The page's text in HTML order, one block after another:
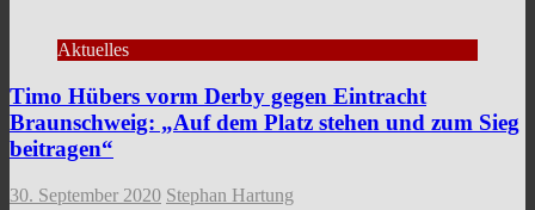
Aktuelles
Timo Hübers vorm Derby gegen Eintracht
Braunschweig: „Auf dem Platz stehen und zum Sieg
beitragen“
30. September 2020 Stephan Hartung